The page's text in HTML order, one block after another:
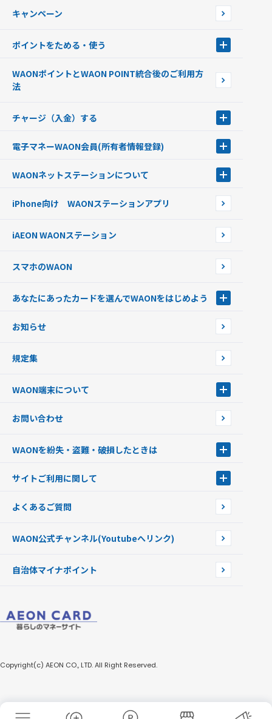
イオン銀行ATM設置場所
キャンペーン
ポイントをためる・使う
ポイントの有効期限について
WAONポイントとWAON POINT統合後のご利用方
法
チャージ（入金）する
現金でチャージする
銀行口座・ATMからチャージする
オートチャージ
ポイントからチャージする
チャージ上限金額の変更について
電子マネーWAON会員(所有者情報登録)
WAON POINTサービス会員登録に伴う個人データの共同利用のお知
WAONネットステーションについて
WAONネットステーションWAON端末について
iPhone向け WAONステーションアプリ
iAEON WAONステーション
スマホのWAON
あなたにあったカードを選んでWAONをはじめよう
フードバンク応援WAON
ご当地WAON
G.G WAON
WAONカード・WAONカードプラス
モバイルWAON
提携WAONカード
お知らせ
規定集
WAON端末について
WAONネットステーション
新型WAONステーション
WAONチャージャーmini
お問い合わせ
WAONを紛失・盗難・破損したときは
WAONカードの拾得について
サイトご利用に関して
企業情報
よくあるご質問
WAON公式チャンネル(Youtubeへリンク)
自治体マイナポイント
Copyright(c) AEON CO., LTD. All Right Reserved.